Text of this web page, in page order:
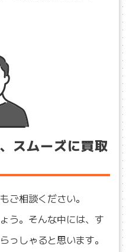
スムーズに買取
ご相談ください。
う。そんな中には、す
っしゃると思います。